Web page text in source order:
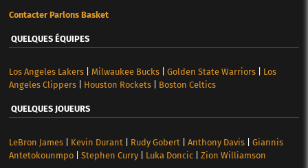
Contacter Parlons Basket
QUELQUES ÉQUIPES
Los Angeles Lakers| Milwaukee Bucks| Golden State Warriors| Los
Angeles Clippers| Houston Rockets| Boston Celtics
QUELQUES JOUEURS
LeBron James| Kevin Durant Rudy Gobert Anthony Davis| Giannis
Antetokounmpo| Stephen Curry| Luka Doncic| Zion Williamson